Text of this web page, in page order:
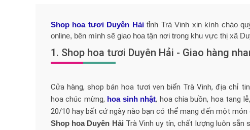
Shop hoa tươi Duyên Hảitỉnh Trà Vinh xin kính chào
online, bên mình sẽ giao hoa tận nơi trong khu vực thị xã
1. Shop hoa tươi Duyên Hải - Giao hàng
Cửa hàng, shop bán hoa tươi ven biển Trà Vinh, địa chỉ
hoa chúc mừng, hoa sinh nhật, hoa chia buồn, hoa tang
20/10 hay bất cứ ngày nào bạn có thể mang đến một
Shop hoa Duyên Hải Trà Vinh uy tín, chất lượng luôn sẵn